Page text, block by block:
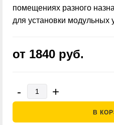
помещениях разного
для установки модульных
от 1840 руб.
- +
В